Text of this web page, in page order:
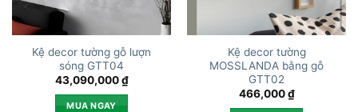
Kệ decor tường gỗ lượn
sóng GTT04
43,090,000₫
MUA NGAY
Kệ decor tường
MOSSLANDA bằng gỗ
GTT02
466,000₫